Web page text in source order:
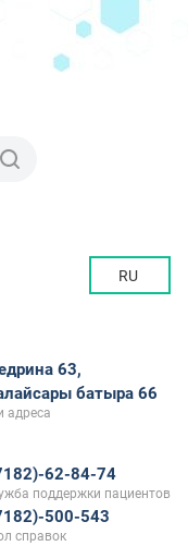
RU
63,
батыра 66
адреса
62-84-74
поддержки пациентов
500-543
справок